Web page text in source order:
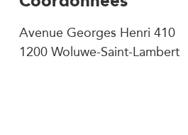
Avenue Georges Henri 410
1200 Woluwe-Saint-Lambert